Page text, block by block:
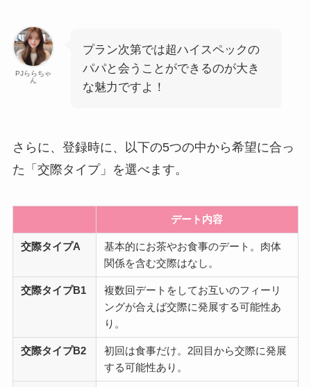
PJららちゃ
ん
プラン次第では超ハイスペックの
パパと会うことができるのが大き
な魅力ですよ！
さらに、登録時に、以下の5つの中から希望に合っ
た「交際タイプ」を選べます。
デート内容
交際タイプA
基本的にお茶やお食事のデート。肉体
関係を含む交際はなし。
交際タイプB1
複数回デートをしてお互いのフィーリ
ングが合えば交際に発展する可能性あ
り。
交際タイプB2
初回は食事だけ。2回目から交際に発展
する可能性あり。